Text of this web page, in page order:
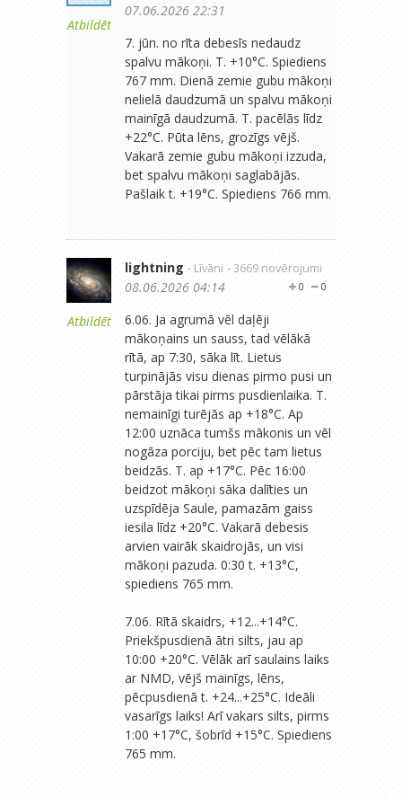
Atbildēt
07.06.2026 22:31
7. jūn. no rīta debesīs nedaudz
spalvu mākoņi. T. +10°C. Spiediens
767 mm. Dienā zemie gubu mākoņi
nelielā daudzumā un spalvu mākoņi
mainīgā daudzumā. T. pacēlās līdz
+22°C. Pūta lēns, grozīgs vējš.
Vakarā zemie gubu mākoņi izzuda,
bet spalvu mākoņi saglabājās.
Pašlaik t. +19°C. Spiediens 766 mm.
Atbildēt
lightning - Līvāni - 3669 novērojumi
0
0
08.06.2026 04:14
6.06. Ja agrumā vēl daļēji
mākoņains un sauss, tad vēlākā
rītā, ap 7:30, sāka līt. Lietus
turpinājās visu dienas pirmo pusi un
pārstāja tikai pirms pusdienlaika. T.
nemainīgi turējās ap +18°C. Ap
12:00 uznāca tumšs mākonis un vēl
nogāza porciju, bet pēc tam lietus
beidzās. T. ap +17°C. Pēc 16:00
beidzot mākoņi sāka dalīties un
uzspīdēja Saule, pamazām gaiss
iesila līdz +20°C. Vakarā debesis
arvien vairāk skaidrojās, un visi
mākoņi pazuda. 0:30 t. +13°C,
spiediens 765 mm.
7.06. Rītā skaidrs, +12...+14°C.
Priekšpusdienā ātri silts, jau ap
10:00 +20°C. Vēlāk arī saulains laiks
ar NMD, vējš mainīgs, lēns,
pēcpusdienā t. +24...+25°C. Ideāli
vasarīgs laiks! Arī vakars silts, pirms
1:00 +17°C, šobrīd +15°C. Spiediens
765 mm.